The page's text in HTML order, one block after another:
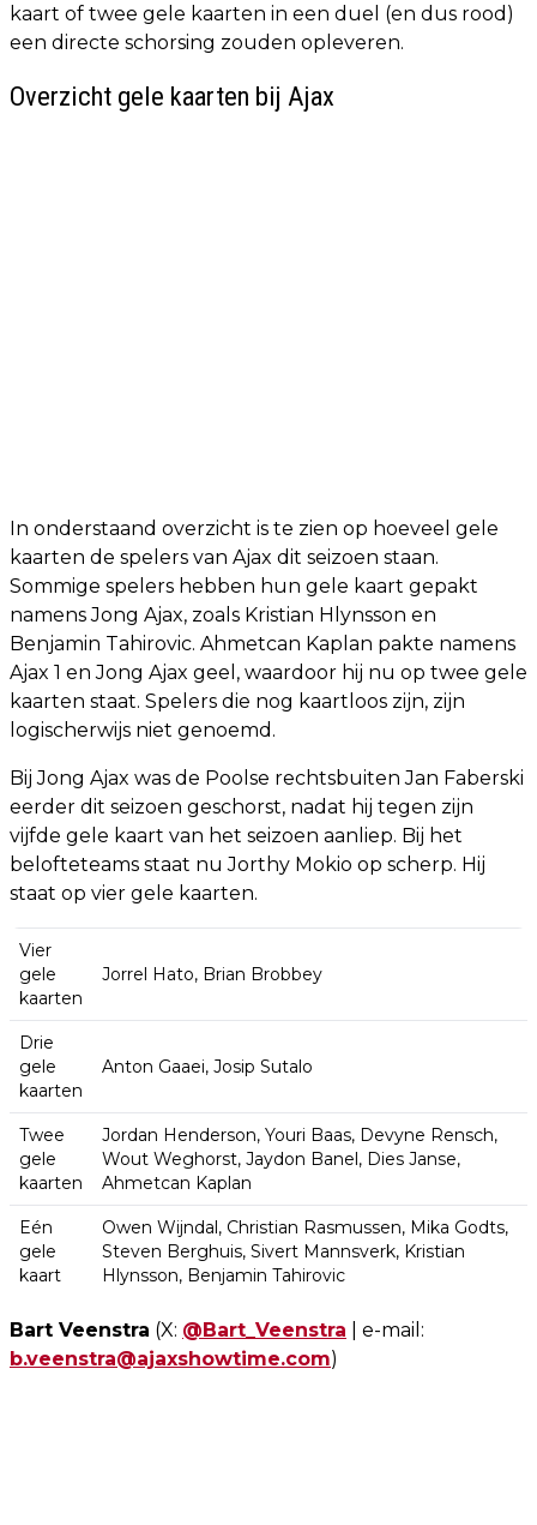
kaart of twee gele kaarten in een duel (en dus rood)
een directe schorsing zouden opleveren.
Overzicht gele kaarten bij Ajax
In onderstaand overzicht is te zien op hoeveel gele
kaarten de spelers van Ajax dit seizoen staan.
Sommige spelers hebben hun gele kaart gepakt
namens Jong Ajax, zoals Kristian Hlynsson en
Benjamin Tahirovic. Ahmetcan Kaplan pakte namens
Ajax 1 en Jong Ajax geel, waardoor hij nu op twee gele
kaarten staat. Spelers die nog kaartloos zijn, zijn
logischerwijs niet genoemd.
Bij Jong Ajax was de Poolse rechtsbuiten Jan Faberski
eerder dit seizoen geschorst, nadat hij tegen zijn
vijfde gele kaart van het seizoen aanliep. Bij het
belofteteams staat nu Jorthy Mokio op scherp. Hij
staat op vier gele kaarten.
Vier
gele
kaarten
Jorrel Hato, Brian Brobbey
Drie
gele
kaarten
Anton Gaaei, Josip Sutalo
Twee
gele
kaarten
Jordan Henderson, Youri Baas, Devyne Rensch,
Wout Weghorst, Jaydon Banel, Dies Janse,
Ahmetcan Kaplan
Eén
gele
kaart
Owen Wijndal, Christian Rasmussen, Mika Godts,
Steven Berghuis, Sivert Mannsverk, Kristian
Hlynsson, Benjamin Tahirovic
Bart Veenstra (X: @Bart_Veenstra | e-mail:
b.veenstra@ajaxshowtime.com)